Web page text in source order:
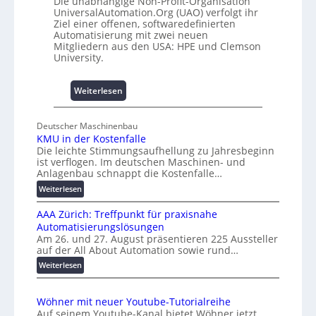
e
m
m
n
s
e
c
h
a
f
f
n
4
0
A
UniversalAutomation.Org (UAO) verfolgt ihr
Ziel einer offenen, softwaredefinierten
Automatisierung mit zwei neuen
Mitgliedern aus den USA: HPE und Clemson
University.
Weiterlesen
U
i
v
e
r
l
A
u
t
m
t
Deutscher Maschinenbau
KMU in der Kostenfalle
Die leichte Stimmungsaufhellung zu Jahresbeginn
ist verflogen. Im deutschen Maschinen- und
Anlagenbau schnappt die Kostenfalle…
Weiterlesen:
K
M
U
i
d
e
K
AAA Zürich: Treffpunkt für praxisnahe
Automatisierungslösungen
Am 26. und 27. August präsentieren 225 Aussteller
auf der All About Automation sowie rund…
Weiterlesen:
A
A
Wöhner mit neuer Youtube-Tutorialreihe